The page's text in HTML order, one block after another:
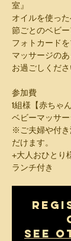
室』
オイルを使っ
節ごとのベビ
フォトカードを
マッサージの
お過ごしくださ
参加費
1組様【赤ちゃ
ベビーマッサ
※ご夫婦や付き
だけます。
+大人おひとり
ランチ付き
See